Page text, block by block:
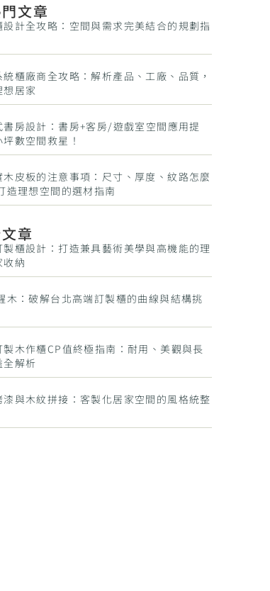
文章
設計全攻略：空間與需求完美結合的規劃指
統櫃廠商全攻略：解析產品、工廠、品質，
居家
書房設計：書房+客房/遊戲室空間應用提
數空間救星！
木皮板的注意事項：尺寸、厚度、紋路怎麼
造理想空間的選材指南
章
製櫃設計：打造兼具藝術美學與高機能的理
收納
木：破解台北高端訂製櫃的曲線與結構挑
製木作櫃CP值終極指南：耐用、美觀與長
全解析
漆與木紋拼接：客製化居家空間的風格統整